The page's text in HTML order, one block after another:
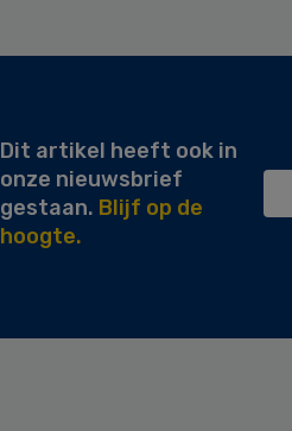
Dit artikel heeft ook in
onze nieuwsbrief
gestaan. Blijf op de
hoogte.